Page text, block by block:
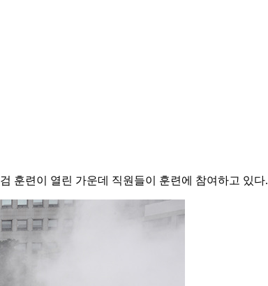
훈련이 열린 가운데 직원들이 훈련에 참여하고 있다.